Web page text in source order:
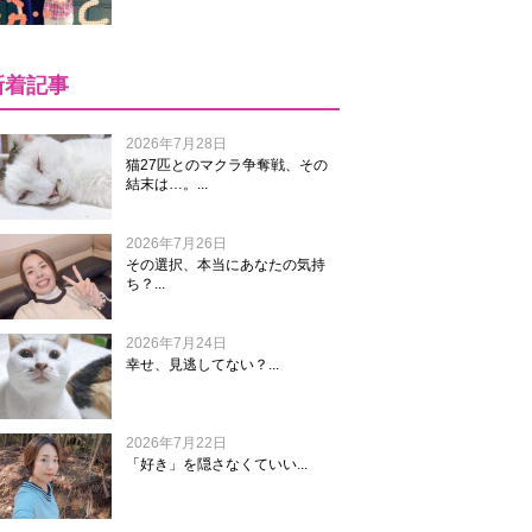
着記事
2026年7月28日
猫27匹とのマクラ争奪戦、その
結末は…。...
2026年7月26日
その選択、本当にあなたの気持
ち？...
2026年7月24日
幸せ、見逃してない？...
2026年7月22日
「好き」を隠さなくていい...